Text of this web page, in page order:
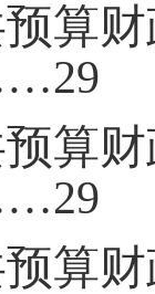
算
29
算
29
算